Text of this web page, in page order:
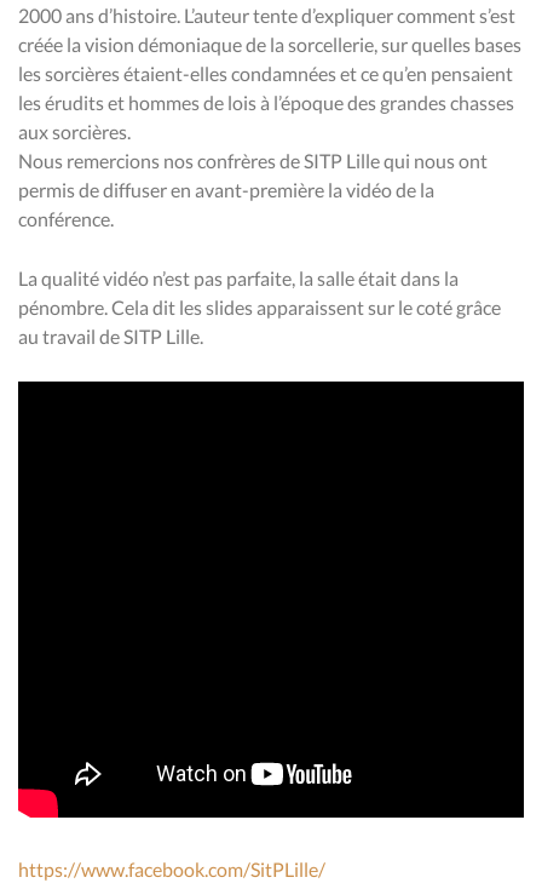
2000 ans d’histoire. L’auteur tente d’expliquer comment s’est
créée la vision démoniaque de la sorcellerie, sur quelles bases
les sorcières étaient-elles condamnées et ce qu’en pensaient
les érudits et hommes de lois à l’époque des grandes chasses
aux sorcières.
Nous remercions nos confrères de SITP Lille qui nous ont
permis de diffuser en avant-première la vidéo de la
conférence.
La qualité vidéo n’est pas parfaite, la salle était dans la
pénombre. Cela dit les slides apparaissent sur le coté grâce
au travail de SITP Lille.
https://www.facebook.com/SitPLille/